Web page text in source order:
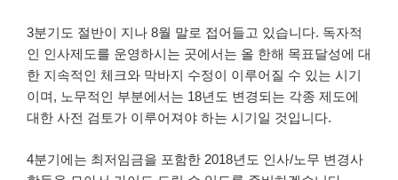
3분기도 절반이 지나 8월 말로 접어들고 있습니다. 독자적
인 인사제도를 운영하시는 곳에서는 올 한해 목표달성에 대
한 지속적인 체크와 막바지 수정이 이루어질 수 있는 시기
이며, 노무적인 부분에서는 18년도 변경되는 각종 제도에
대한 사전 검토가 이루어져야 하는 시기일 것입니다.
4분기에는 최저임금을 포함한 2018년도 인사/노무 변경사